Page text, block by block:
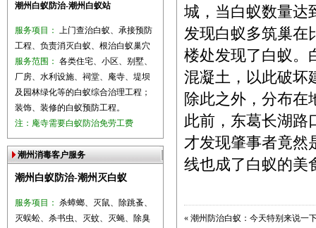
潮州白蚁防治-潮州白蚁站
服务项目： 上门查治白蚁、承接预防
工程、负责消灭白蚁、根治白蚁巢穴
服务范围： 各类住宅、小区、别墅、
厂房、水利设施、祠堂、庵寺、堤坝
及园林绿化等的白蚁综合治理工程；
装饰、装修的白蚁预防工程。
注：庵寺需要白蚁防治免劳工费
潮州消毒客户服务
潮州白蚁防治-潮州灭白蚁
服务项目： 杀蟑螂、灭鼠、除跳蚤、
灭蜈蚣、杀书虫、灭蚊、灭蝇、除臭
城，当白蚁数量达
发现白蚁多筑巢在
楼处发现了白蚁。
混凝土，以此破坏
除此之外，分布在
此前，东葛长湖路
才发现肇事者竟然
线也成了白蚁的美
« 潮州防治白蚁：今天特别来说一